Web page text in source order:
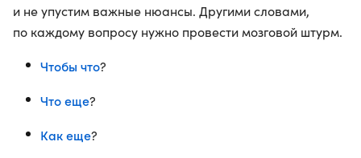
и не упустим важные нюансы. Другими словами,
по каждому вопросу нужно провести мозговой штурм.
Чтобы что?
Что еще?
Как еще?